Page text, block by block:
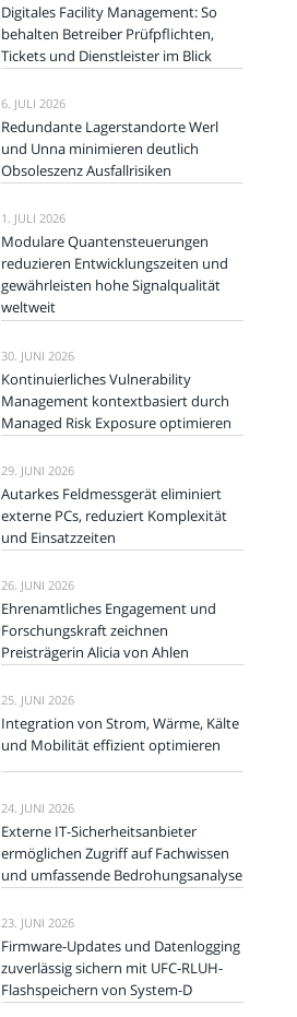
Digitales Facility Management: So
behalten Betreiber Prüfpflichten,
Tickets und Dienstleister im Blick
6. JULI 2026
Redundante Lagerstandorte Werl
und Unna minimieren deutlich
Obsoleszenz Ausfallrisiken
1. JULI 2026
Modulare Quantensteuerungen
reduzieren Entwicklungszeiten und
gewährleisten hohe Signalqualität
weltweit
30. JUNI 2026
Kontinuierliches Vulnerability
Management kontextbasiert durch
Managed Risk Exposure optimieren
29. JUNI 2026
Autarkes Feldmessgerät eliminiert
externe PCs, reduziert Komplexität
und Einsatzzeiten
26. JUNI 2026
Ehrenamtliches Engagement und
Forschungskraft zeichnen
Preisträgerin Alicia von Ahlen
25. JUNI 2026
Integration von Strom, Wärme, Kälte
und Mobilität effizient optimieren
24. JUNI 2026
Externe IT-Sicherheitsanbieter
ermöglichen Zugriff auf Fachwissen
und umfassende Bedrohungsanalyse
23. JUNI 2026
Firmware-Updates und Datenlogging
zuverlässig sichern mit UFC-RLUH-
Flashspeichern von System-D